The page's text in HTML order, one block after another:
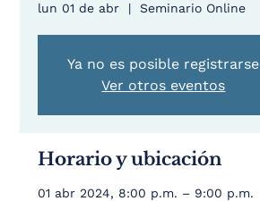
lun 01 de abr
  |
Seminario Online
Ya no es posible registrarse
Ver otros eventos
Horario y ubicación
01 abr 2024, 8:00 p.m. – 9:00 p.m.